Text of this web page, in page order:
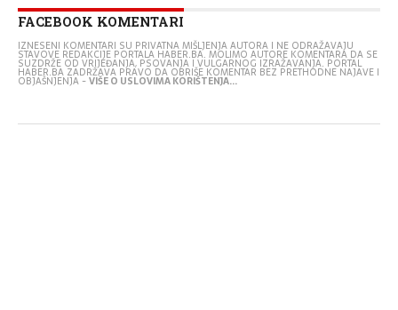
FACEBOOK KOMENTARI
IZNESENI KOMENTARI SU PRIVATNA MIŠLJENJA AUTORA I NE ODRAŽAVAJU
STAVOVE REDAKCIJE PORTALA HABER.BA. MOLIMO AUTORE KOMENTARA DA SE
SUZDRŽE OD VRIJEĐANJA, PSOVANJA I VULGARNOG IZRAŽAVANJA. PORTAL
HABER.BA ZADRŽAVA PRAVO DA OBRIŠE KOMENTAR BEZ PRETHODNE NAJAVE I
OBJAŠNJENJA -VIŠE O USLOVIMA KORIŠTENJA...